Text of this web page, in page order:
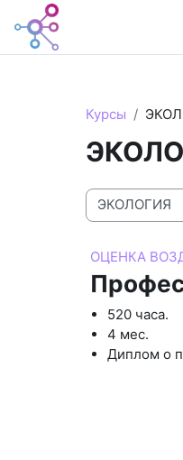
Перейти к основному
Курсы
Категории курсов
ОЦЕНКА
520 часа.
4 мес.
Диплом о